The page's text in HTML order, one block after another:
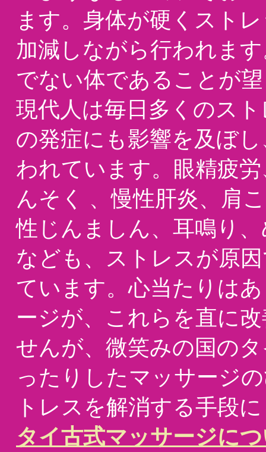
ます。身体が硬くスト
加減しながら行われま
でない体であることが
現代人は毎日多くのス
の発症にも影響を及ぼ
われています。眼精疲
んそく 、慢性肝炎、肩
性じんましん、耳鳴り
なども、ストレスが原
ています。心当たりは
ージが、これらを直に
せんが、微笑みの国の
ったりしたマッサージ
トレスを解消する手段
タイ古式マッサージに